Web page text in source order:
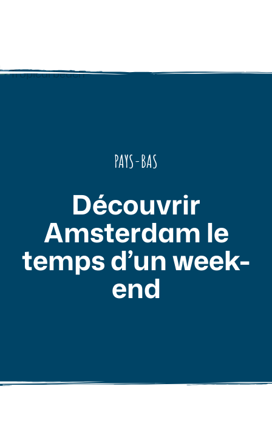
PAYS-BAS
Découvrir
Amsterdam le
temps d’un week-
end